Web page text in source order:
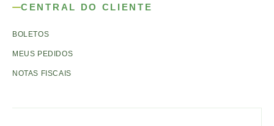
CENTRAL DO CLIENTE
BOLETOS
MEUS PEDIDOS
NOTAS FISCAIS